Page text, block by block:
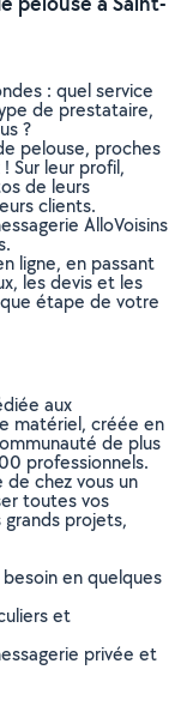
: quel service
de prestataire,
?
pelouse, proches
Sur leur profil,
de leurs
clients.
AlloVoisins
ligne, en passant
les devis et les
étape de votre
aux
matériel, créée en
de plus
professionnels.
chez vous un
toutes vos
projets,
en quelques
et
privée et